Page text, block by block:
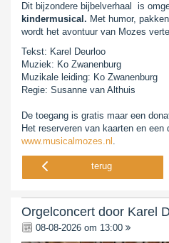
Dit bijzondere bijbelverhaal is
kindermusical. Met humor,
wordt het avontuur van Mozes
Tekst: Karel Deurloo
Muziek: Ko Zwanenburg
Muzikale leiding: Ko Zwanenburg
Regie: Susanne van Althuis
De toegang is gratis maar een
Het reserveren van kaarten en
www.musicalmozes.nl .
terug
Orgelconcert door Karel
08-08-2026 om 13:00